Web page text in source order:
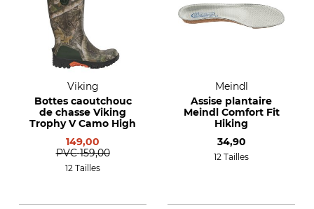
Viking
Bottes caoutchouc
de chasse Viking
Trophy V Camo High
149,00
PVC 159,00
12 Tailles
Meindl
Assise plantaire
Meindl Comfort Fit
Hiking
34,90
12 Tailles